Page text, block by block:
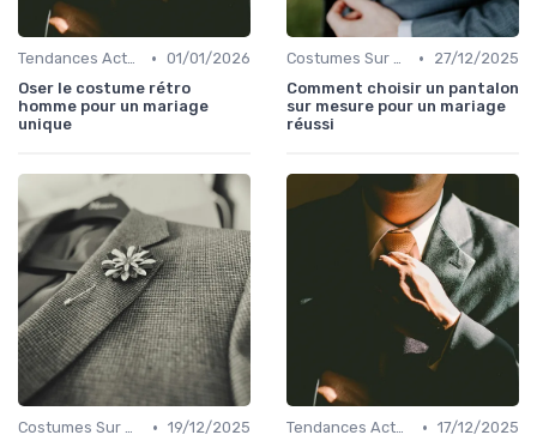
Tendances Actuelles • 01/01/2026
Oser le costume rétro
homme pour un mariage
unique
Costumes Sur Mesure •
27/12/2025
Comment choisir un pantalon
sur mesure pour un mariage
réussi
Costumes Sur Mesure • 19/12/2025
Tendances Actuelles • 17/12/2025